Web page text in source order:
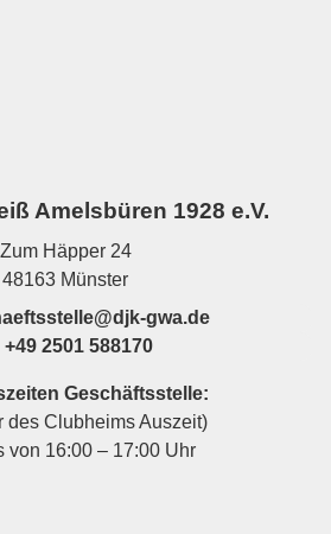
Amelsbüren 1928 e.V.
Zum Häpper 24
48163 Münster
gwa.de
+49 2501 588170
Geschäftsstelle:
des Clubheims Auszeit)
von 16:00 – 17:00 Uhr